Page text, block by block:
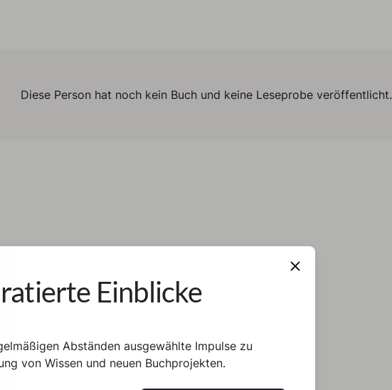
Diese Person hat noch kein Buch und keine Leseprobe veröffentlicht.
Einblicke
Abständen ausgewählte Impulse zu
von Wissen und neuen Buchprojekten.